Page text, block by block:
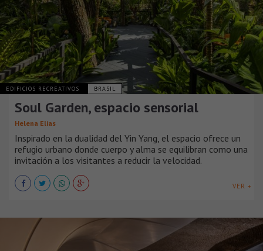
EDIFICIOS RECREATIVOS BRASIL
Soul Garden, espacio sensorial
Helena Elias
Inspirado en la dualidad del Yin Yang, el espacio ofrece un
refugio urbano donde cuerpo y alma se equilibran como una
invitación a los visitantes a reducir la velocidad.
VER +